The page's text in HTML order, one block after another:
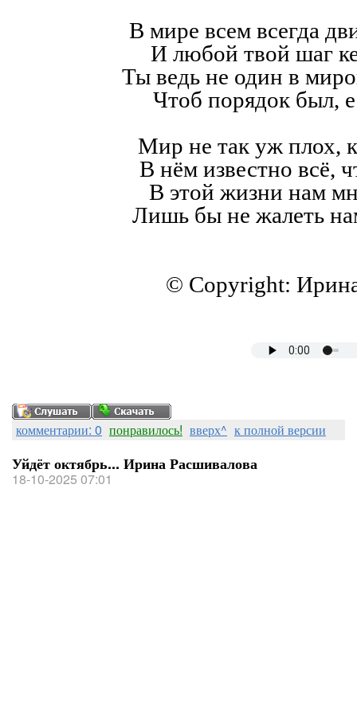
В мире всем всегда
И любой твой шаг
Ты ведь не один в
Чтоб порядок был,
Мир не так уж плох,
В нём известно всё,
В этой жизни нам
Лишь бы не жалеть
© Copyright:
комментарии: 0 понравилось! вверх^ к полной версии
Уйдёт октябрь... Ирина Расшивалова
18-10-2025 07:01